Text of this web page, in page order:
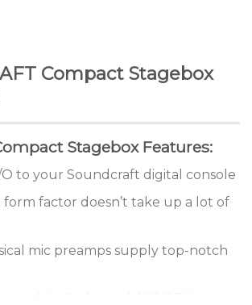
Compact Stagebox
Stagebox Features:
to your Soundcraft digital console
form factor doesn’t take up a lot of
mic preamps supply top-notch